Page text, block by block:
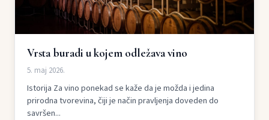
Vrsta buradi u kojem odležava vino
5. maj 2026.
Istorija Za vino ponekad se kaže da je možda i jedina
prirodna tvorevina, čiji je način pravljenja doveden do
savršen...